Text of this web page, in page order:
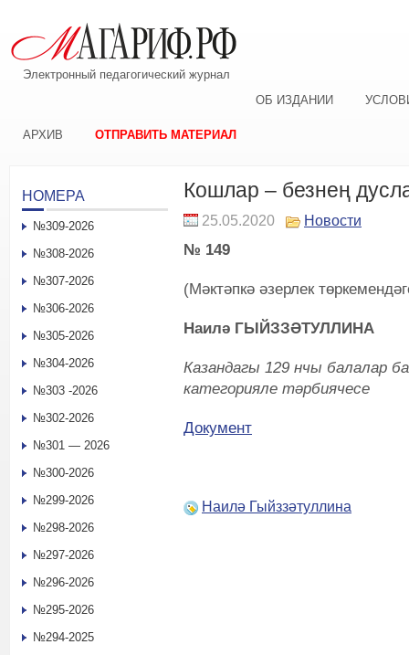
Электронный педагогический журнал
ОБ ИЗДАНИИ
АРХИВ ОТПРАВИТЬ МАТЕРИАЛ
Кошлар – безнең
25.05.2020 Новости
№ 149
(Мәктәпкә әзерлек
Наилә ГЫЙЗЗӘТУЛЛИНА
Казандагы 129 нчы балалар
категорияле тәрбиячесе
Документ
Наилә Гыйззәтуллина
НОМЕРА
№309-2026
№308-2026
№307-2026
№306-2026
№305-2026
№304-2026
№303 -2026
№302-2026
№301 — 2026
№300-2026
№299-2026
№298-2026
№297-2026
№296-2026
№295-2026
№294-2025